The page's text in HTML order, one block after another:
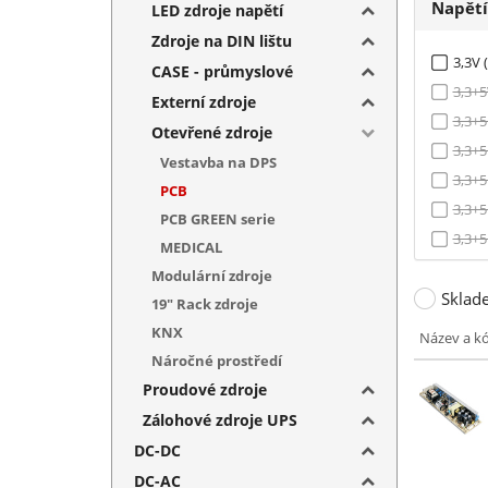
3,3V
5+(-
5+(-
5+(-
Název a
LED zdroje napětí
Zdroje na DIN lištu
CASE - průmyslové
Externí zdroje
Otevřené zdroje
Vestavba na DPS
PCB
PCB GREEN serie
MEDICAL
Modulární zdroje
19" Rack zdroje
KNX
Náročné prostředí
Proudové zdroje
Zálohové zdroje UPS
DC-DC
DC-AC